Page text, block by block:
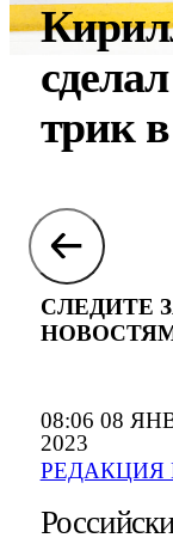
08:06 08
2023
РЕДАКЦИЯ
трик
СЛЕДИТЕ